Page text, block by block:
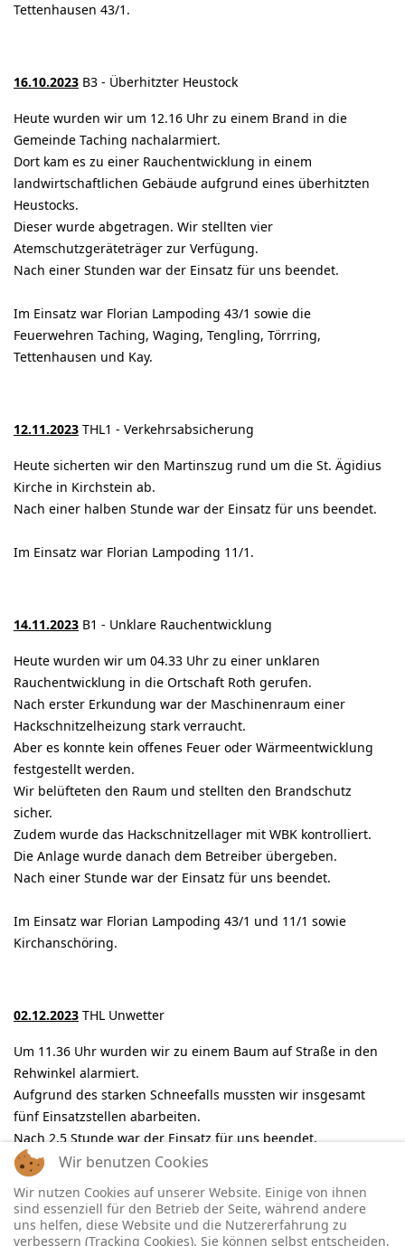
Tettenhausen 43/1.
16.10.2023 B3 - Überhitzter Heustock
Heute wurden wir um 12.16 Uhr zu einem Brand in die
Gemeinde Taching nachalarmiert.
Dort kam es zu einer Rauchentwicklung in einem
landwirtschaftlichen Gebäude aufgrund eines überhitzten
Heustocks.
Dieser wurde abgetragen. Wir stellten vier
Atemschutzgeräteträger zur Verfügung.
Nach einer Stunden war der Einsatz für uns beendet.
Im Einsatz war Florian Lampoding 43/1 sowie die
Feuerwehren Taching, Waging, Tengling, Törrring,
Tettenhausen und Kay.
12.11.2023 THL1 - Verkehrsabsicherung
Heute sicherten wir den Martinszug rund um die St. Ägidius
Kirche in Kirchstein ab.
Nach einer halben Stunde war der Einsatz für uns beendet.
Im Einsatz war Florian Lampoding 11/1.
14.11.2023 B1 - Unklare Rauchentwicklung
Heute wurden wir um 04.33 Uhr zu einer unklaren
Rauchentwicklung in die Ortschaft Roth gerufen.
Nach erster Erkundung war der Maschinenraum einer
Hackschnitzelheizung stark verraucht.
Aber es konnte kein offenes Feuer oder Wärmeentwicklung
festgestellt werden.
Wir belüfteten den Raum und stellten den Brandschutz
sicher.
Zudem wurde das Hackschnitzellager mit WBK kontrolliert.
Die Anlage wurde danach dem Betreiber übergeben.
Nach einer Stunde war der Einsatz für uns beendet.
Im Einsatz war Florian Lampoding 43/1 und 11/1 sowie
Kirchanschöring.
02.12.2023 THL Unwetter
Um 11.36 Uhr wurden wir zu einem Baum auf Straße in den
Rehwinkel alarmiert.
Aufgrund des starken Schneefalls mussten wir insgesamt
fünf Einsatzstellen abarbeiten.
Nach 2,5 Stunde war der Einsatz für uns beendet.
Im Einsatz war Florian Lampoding 43/1 und 11/1.
Wir benutzen Cookies
Wir nutzen Cookies auf unserer Website. Einige von ihnen
sind essenziell für den Betrieb der Seite, während andere
uns helfen, diese Website und die Nutzererfahrung zu
verbessern (Tracking Cookies). Sie können selbst entscheiden,